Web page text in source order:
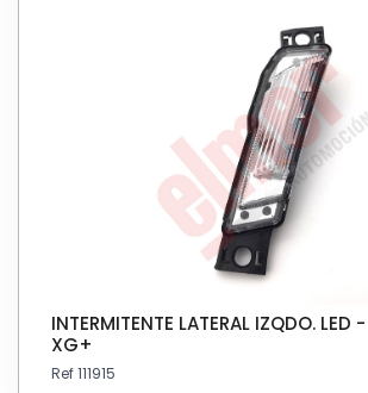
INTERMITENTE LATERAL IZQDO.
XG+
Ref 111915